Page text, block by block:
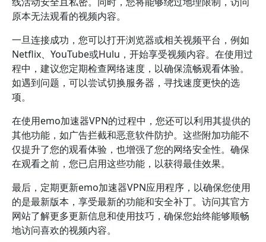
原本无法观看的视频内容。
一旦连接成功，您可以打开浏览器或相关视频平台，例如
Netflix、YouTube或Hulu，开始享受视频内容。在使用过
程中，建议您定期检查网络速度，以确保流畅观看体验。
如遇到问题，可以尝试切换服务器，寻找速度更快的选
项。
在使用emo加速器VPN的过程中，您还可以利用其提供的
其他功能，如广告拦截和恶意软件防护。这些附加功能不
仅提升了您的观看体验，也增强了您的网络安全性。确保
在观看之前，您已启用这些功能，以获得最佳效果。
最后，定期更新emo加速器VPN应用程序，以确保您使用
的是最新版本，享受最新的功能和安全补丁。访问其官方
网站了解更多更新信息和使用技巧，确保您始终能够顺畅
地访问喜欢的视频内容。